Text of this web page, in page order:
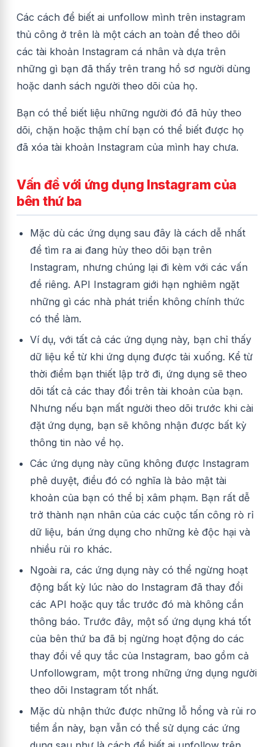
Các cách để biết ai unfollow mình trên instagram
thủ công ở trên là một cách an toàn để theo dõi
các tài khoản Instagram cá nhân và dựa trên
những gì bạn đã thấy trên trang hồ sơ người dùng
hoặc danh sách người theo dõi của họ.
Bạn có thể biết liệu những người đó đã hủy theo
dõi, chặn hoặc thậm chí bạn có thể biết được họ
đã xóa tài khoản Instagram của mình hay chưa.
Vấn đề với ứng dụng Instagram của
bên thứ ba
Mặc dù các ứng dụng sau đây là cách dễ nhất
để tìm ra ai đang hủy theo dõi bạn trên
Instagram, nhưng chúng lại đi kèm với các vấn
đề riêng. API Instagram giới hạn nghiêm ngặt
những gì các nhà phát triển không chính thức
có thể làm.
Ví dụ, với tất cả các ứng dụng này, bạn chỉ thấy
dữ liệu kể từ khi ứng dụng được tải xuống. Kể từ
thời điểm bạn thiết lập trở đi, ứng dụng sẽ theo
dõi tất cả các thay đổi trên tài khoản của bạn.
Nhưng nếu bạn mất người theo dõi trước khi cài
đặt ứng dụng, bạn sẽ không nhận được bất kỳ
thông tin nào về họ.
Các ứng dụng này cũng không được Instagram
phê duyệt, điều đó có nghĩa là bảo mật tài
khoản của bạn có thể bị xâm phạm. Bạn rất dễ
trở thành nạn nhân của các cuộc tấn công rò rỉ
dữ liệu, bán ứng dụng cho những kẻ độc hại và
nhiều rủi ro khác.
Ngoài ra, các ứng dụng này có thể ngừng hoạt
động bất kỳ lúc nào do Instagram đã thay đổi
các API hoặc quy tắc trước đó mà không cần
thông báo. Trước đây, một số ứng dụng khá tốt
của bên thứ ba đã bị ngừng hoạt động do các
thay đổi về quy tắc của Instagram, bao gồm cả
Unfollowgram, một trong những ứng dụng người
theo dõi Instagram tốt nhất.
Mặc dù nhận thức được những lỗ hổng và rủi ro
tiềm ẩn này, bạn vẫn có thể sử dụng các ứng